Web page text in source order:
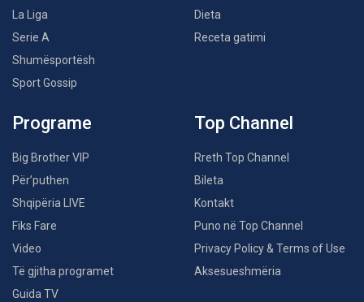
La Liga
Serie A
Shumësportësh
Sport Gossip
Dieta
Receta gatimi
Programe
Big Brother VIP
Për’puthen
Shqipëria LIVE
Fiks Fare
Video
Të gjitha programet
Guida TV
Top Channel
Rreth Top Channel
Bileta
Kontakt
Puno në Top Channel
Privacy Policy & Terms of Use
Aksesueshmëria